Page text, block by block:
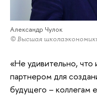
Александр Чулок
© Высшая
«Не удивительно,
партнером для
будущего – коллегам